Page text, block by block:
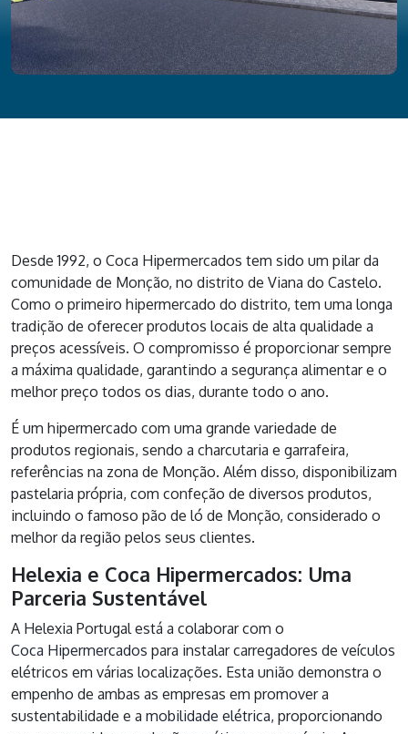
Desde 1992, o Coca Hipermercados tem sido um pilar da
comunidade de Monção, no distrito de Viana do Castelo.
Como o primeiro hipermercado do distrito, tem uma longa
tradição de oferecer produtos locais de alta qualidade a
preços acessíveis. O compromisso é proporcionar sempre
a máxima qualidade, garantindo a segurança alimentar e o
melhor preço todos os dias, durante todo o ano.
É um hipermercado com uma grande variedade de
produtos regionais, sendo a charcutaria e garrafeira,
referências na zona de Monção. Além disso, disponibilizam
pastelaria própria, com confeção de diversos produtos,
incluindo o famoso pão de ló de Monção, considerado o
melhor da região pelos seus clientes.
Helexia e Coca Hipermercados: Uma
Parceria Sustentável
A Helexia Portugal está a colaborar com o
Coca Hipermercados para instalar carregadores de veículos
elétricos em várias localizações. Esta união demonstra o
empenho de ambas as empresas em promover a
sustentabilidade e a mobilidade elétrica, proporcionando